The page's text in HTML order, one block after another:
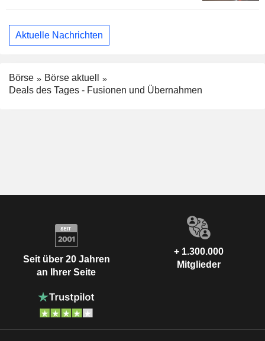
Aktuelle Nachrichten
Börse
Börse aktuell
Deals des Tages - Fusionen und Übernahmen
Seit über 20 Jahren
an Ihrer Seite
+ 1.300.000
Mitglieder